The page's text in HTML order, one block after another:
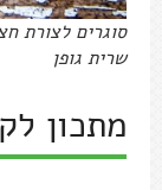
סוגרים לצורת
שרית גופן
מתכון